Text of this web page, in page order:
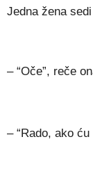
Jedna žena
– “Oče”, reče
– “Rado, ako